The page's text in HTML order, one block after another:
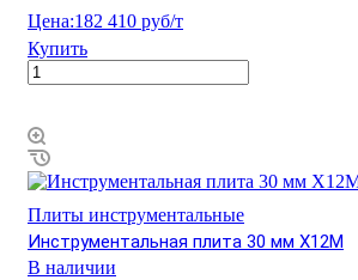
Цена:182 410 руб/т
Купить
Плиты инструментальные
Инструментальная плита 30 мм Х12М
В наличии